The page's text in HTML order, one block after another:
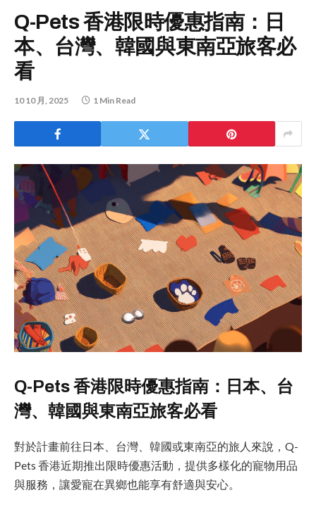
Q-Pets 香港限時優惠指南：日
本、台灣、韓國與東南亞旅客必
看
10 10 月, 2025 1 Min Read
Q-Pets 香港限時優惠指南：日本、台
灣、韓國與東南亞旅客必看
對於計畫前往日本、台灣、韓國或東南亞的旅人來說，Q-
Pets 香港近期推出限時優惠活動，提供多樣化的寵物用品
與服務，讓愛寵在異鄉也能享有舒適與安心。